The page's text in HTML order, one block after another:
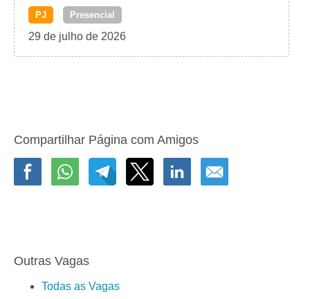
PJ Presencial
29 de julho de 2026
Compartilhar Página com Amigos
Outras Vagas
Todas as Vagas